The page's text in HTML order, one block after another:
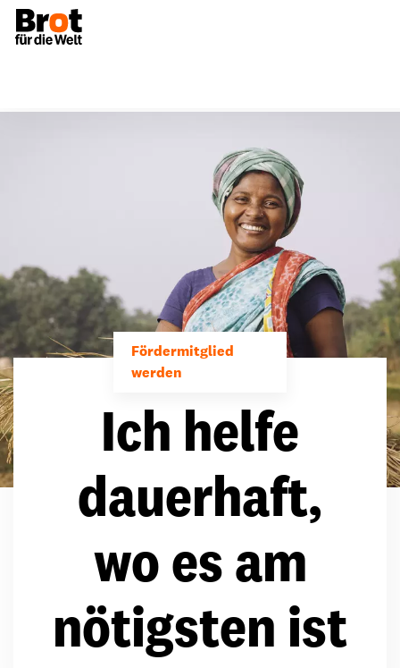
Fördermitglied
werden
Ich helfe
dauerhaft,
wo es am
nötigsten ist